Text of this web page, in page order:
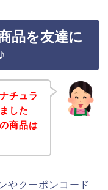
品を友達に
チュラ
した
商品は
やクーポンコード